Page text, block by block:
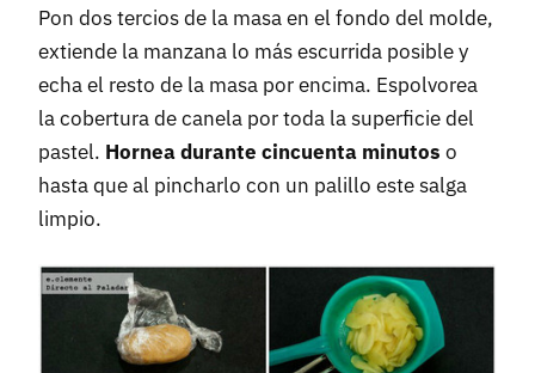
Pon dos tercios de la masa en el fondo del molde,
extiende la manzana lo más escurrida posible y
echa el resto de la masa por encima. Espolvorea
la cobertura de canela por toda la superficie del
pastel. Hornea durante cincuenta minutos o
hasta que al pincharlo con un palillo este salga
limpio.